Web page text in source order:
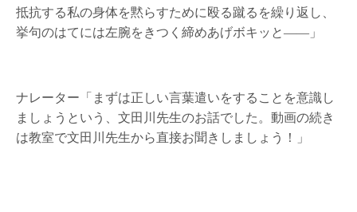
抵抗する私の身体を黙らすために殴る蹴るを繰り返し、
挙句のはてには左腕をきつく締めあげボキッと――」
ナレーター「まずは正しい言葉遣いをすることを意識し
ましょうという、文田川先生のお話でした。動画の続き
は教室で文田川先生から直接お聞きしましょう！」